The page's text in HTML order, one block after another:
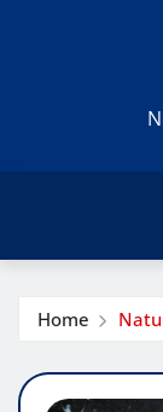
Home